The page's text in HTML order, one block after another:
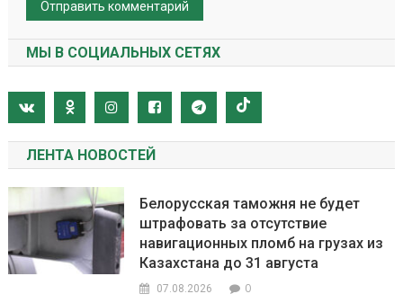
МЫ В СОЦИАЛЬНЫХ СЕТЯХ
ЛЕНТА НОВОСТЕЙ
Белорусская таможня не будет
штрафовать за отсутствие
навигационных пломб на грузах из
Казахстана до 31 августа
07.08.2026 0